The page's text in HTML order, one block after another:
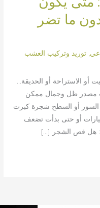
ما تضر
,توريد وتركيب العشب
الاستراحة أو الحديقة…
مصدر ظل وجمال ممكن
السور أو السطح شجرة كبرت
أو حتى بدأت تضعف
هل قص الشجر […]